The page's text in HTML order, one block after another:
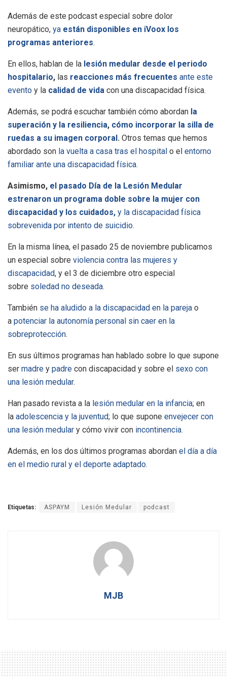
Además de este podcast especial sobre dolor
neuropático, ya están disponibles en iVoox los
programas anteriores.
En ellos, hablan de la lesión medular desde el periodo
hospitalario, las reacciones más frecuentes ante este
evento y la calidad de vida con una discapacidad física.
Además, se podrá escuchar también cómo abordan la
superación y la resiliencia, cómo incorporar la silla de
ruedas a su imagen corporal. Otros temas que hemos
abordado son la vuelta a casa tras el hospital o el entorno
familiar ante una discapacidad física.
Asimismo, el pasado Día de la Lesión Medular
estrenaron un programa doble sobre la mujer con
discapacidad y los cuidados, y la discapacidad física
sobrevenida por intento de suicidio.
En la misma línea, el pasado 25 de noviembre publicamos
un especial sobre violencia contra las mujeres y
discapacidad, y el 3 de diciembre otro especial
sobre soledad no deseada.
También se ha aludido a la discapacidad en la pareja o
a potenciar la autonomía personal sin caer en la
sobreprotección.
En sus últimos programas han hablado sobre lo que supone
ser madre y padre con discapacidad y sobre el sexo con
una lesión medular.
Han pasado revista a la lesión medular en la infancia; en
la adolescencia y la juventud; lo que supone envejecer con
una lesión medular y cómo vivir con incontinencia.
Además, en los dos últimos programas abordan el día a día
en el medio rural y el deporte adaptado.
Etiquetas: ASPAYM Lesión Medular podcast
MJB